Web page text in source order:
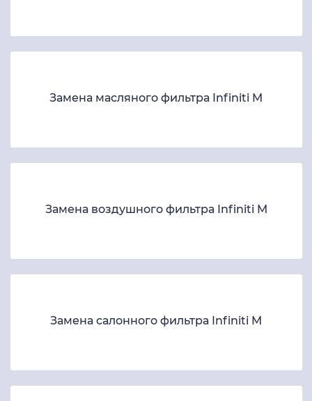
Замена масляного фильтра Infiniti M
Замена воздушного фильтра Infiniti M
Замена салонного фильтра Infiniti M